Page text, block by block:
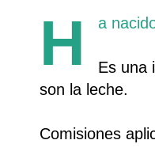
H a
Es una
son la leche.
Comisiones